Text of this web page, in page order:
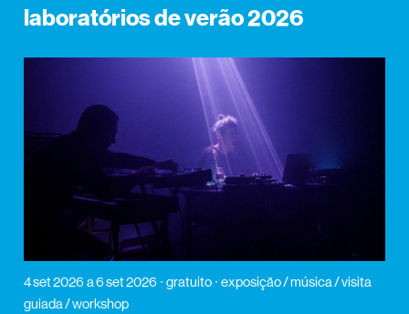
laboratórios de verão 2026
4 set 2026 a 6 set 2026 gratuito
exposição / música / visita
guiada / workshop